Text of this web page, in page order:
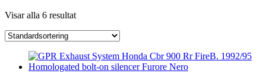
Visar alla 6 resultat